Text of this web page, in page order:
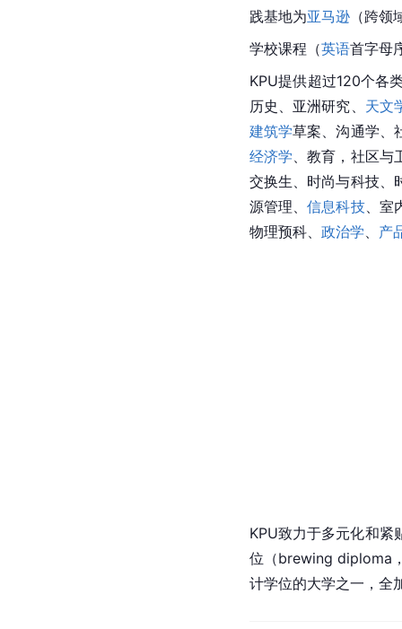
践基地为亚马逊 （跨
学校课程（英语首字母
KPU提供超过120个各
历史、亚洲研究、 天文
建筑学草案、沟通学、
经济学 、教育，社区与
交换生、时尚与科技、
源管理 、信息科技、室
物理预科、 政治学 产
KPU致力于多元化和紧
位（brewing diploma
计学位的大学之一，全